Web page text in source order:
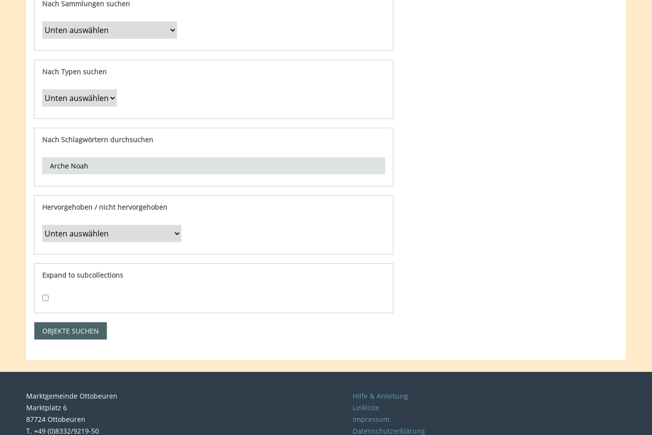
Nach Sammlungen suchen
Nach Typen suchen
Nach Schlagwörtern durchsuchen
Hervorgehoben / nicht hervorgehoben
Expand to subcollections
Marktgemeinde Ottobeuren
Marktplatz 6
87724 Ottobeuren
T. +49 (0)8332/9219-50
Hilfe & Anleitung
Linkliste
Impressum
Datenschutzerklärung